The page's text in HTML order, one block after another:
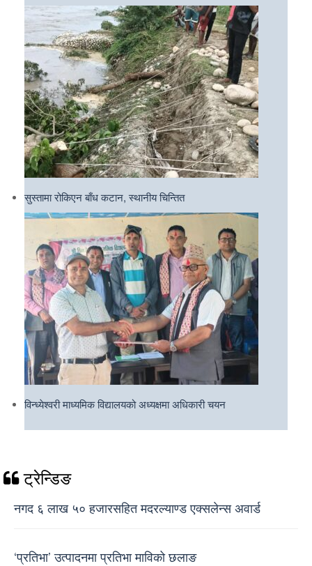
सुस्तामा रोकिएन बाँध कटान, स्थानीय चिन्तित
विन्ध्येश्वरी माध्यमिक विद्यालयको अध्यक्षमा अधिकारी चयन
ट्रेन्डिङ
नगद ६ लाख ५० हजारसहित मदरल्याण्ड एक्सलेन्स अवार्ड
‘प्रतिभा’ उत्पादनमा प्रतिभा माविको छलाङ